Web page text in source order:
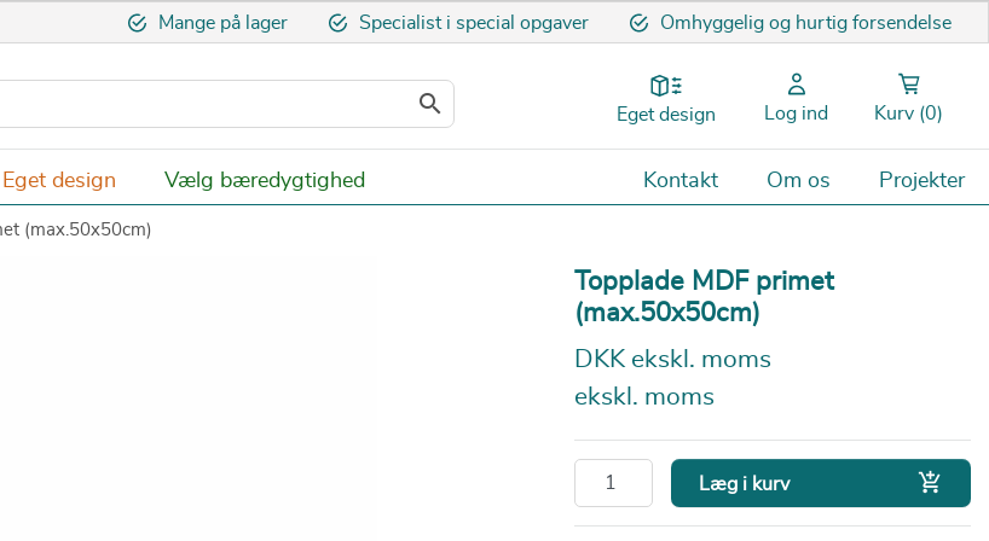
Mange på lager Specialist i special opgaver Omhyggelig og hurtig forsendelse
 Eget design Log ind Kurv (0)
Eget design Projekter
Om os
Kontakt
Vælg bæredygtighed
(max.50x50cm)
Topplade MDF primet
(max.50x50cm)
DKK ekskl. moms
ekskl. moms
Læg i kurv 